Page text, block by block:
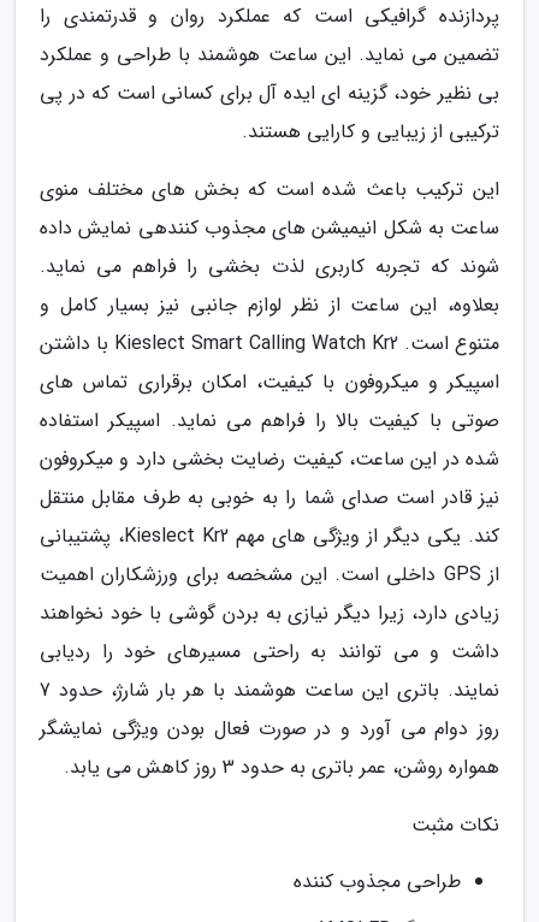
پردازنده گرافیکی است که عملکرد روان و قدرتمندی را
تضمین می نماید. این ساعت هوشمند با طراحی و عملکرد
بی نظیر خود، گزینه ای ایده آل برای کسانی است که در پی
ترکیبی از زیبایی و کارایی هستند.
این ترکیب باعث شده است که بخش های مختلف منوی
ساعت به شکل انیمیشن های مجذوب کنندهی نمایش داده
شوند که تجربه کاربری لذت بخشی را فراهم می نماید.
بعلاوه، این ساعت از نظر لوازم جانبی نیز بسیار کامل و
متنوع است. Kieslect Smart Calling Watch Kr2 با داشتن
اسپیکر و میکروفون با کیفیت، امکان برقراری تماس های
صوتی با کیفیت بالا را فراهم می نماید. اسپیکر استفاده
شده در این ساعت، کیفیت رضایت بخشی دارد و میکروفون
نیز قادر است صدای شما را به خوبی به طرف مقابل منتقل
کند. یکی دیگر از ویژگی های مهم Kieslect Kr2، پشتیبانی
از GPS داخلی است. این مشخصه برای ورزشکاران اهمیت
زیادی دارد، زیرا دیگر نیازی به بردن گوشی با خود نخواهند
داشت و می توانند به راحتی مسیرهای خود را ردیابی
نمایند. باتری این ساعت هوشمند با هر بار شارژ، حدود 7
روز دوام می آورد و در صورت فعال بودن ویژگی نمایشگر
همواره روشن، عمر باتری به حدود 3 روز کاهش می یابد.
نکات مثبت
طراحی مجذوب کننده